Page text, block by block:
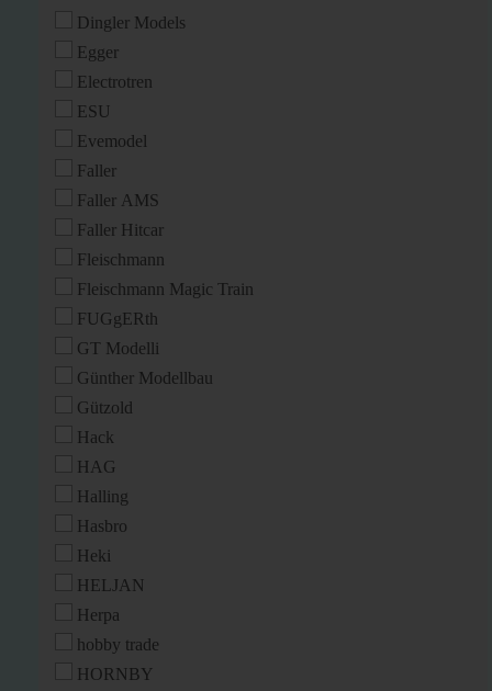
Dingler Models
Egger
Electrotren
ESU
Evemodel
Faller
Faller AMS
Faller Hitcar
Fleischmann
Fleischmann Magic Train
FUGgERth
GT Modelli
Günther Modellbau
Gützold
Hack
HAG
Halling
Hasbro
Heki
HELJAN
Herpa
hobby trade
HORNBY